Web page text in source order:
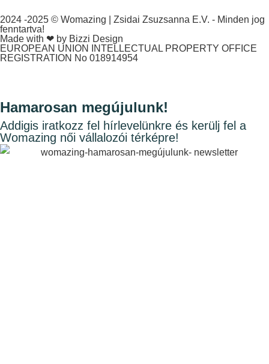
2024 -2025 © Womazing | Zsidai Zsuzsanna E.V. - Minden jog
fenntartva!
Made with ❤ by Bizzi Design
EUROPEAN UNION INTELLECTUAL PROPERTY OFFICE
REGISTRATION No 018914954
Hamarosan megújulunk!
Addigis iratkozz fel hírlevelünkre és kerülj fel a
Womazing női vállalozói térképre!